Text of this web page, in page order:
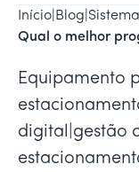
Início Blog
Qual o melhor
Equipamento
digital|gestão